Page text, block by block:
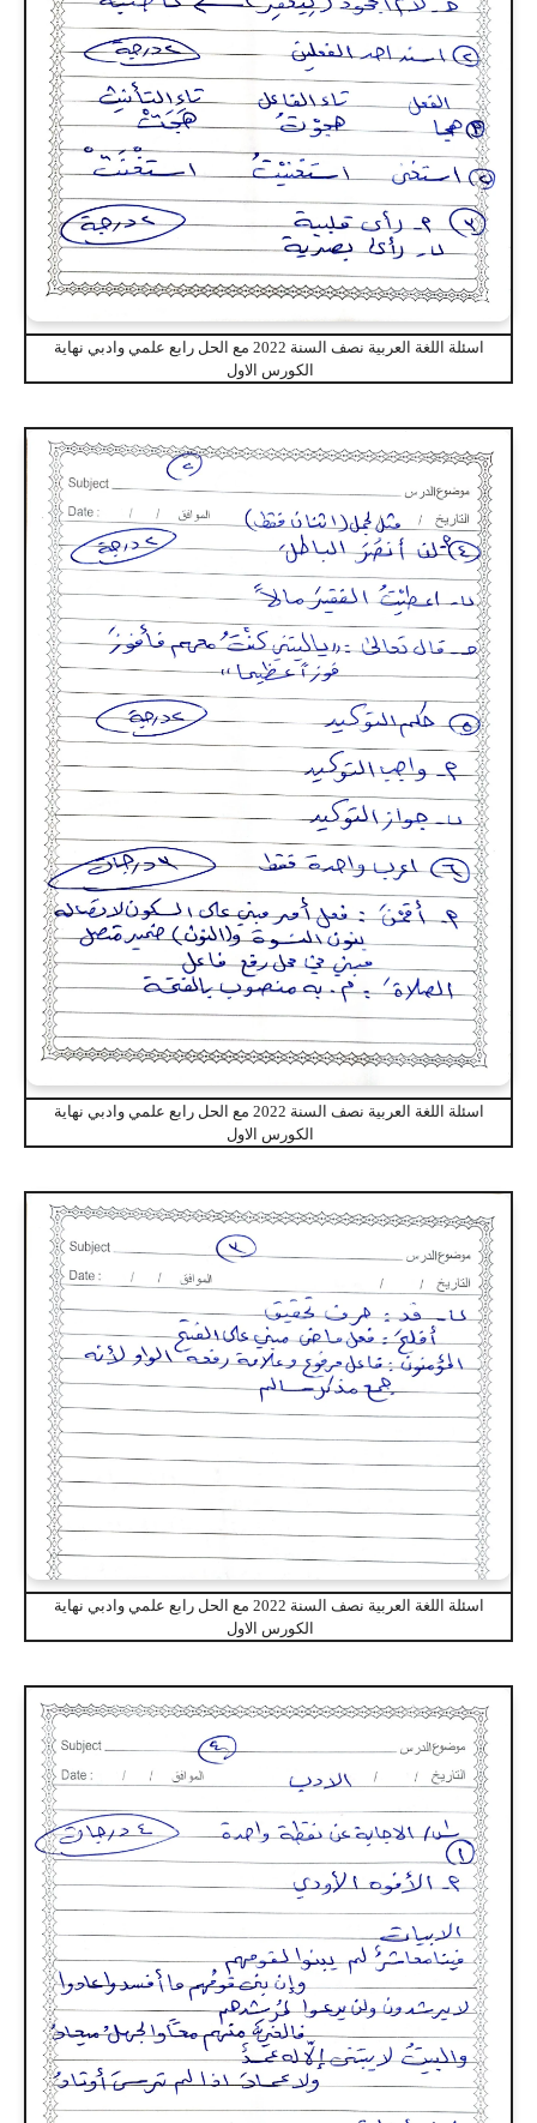
اسئلة اللغة العربية نصف السنة 2022 مع الحل رابع علمي وادبي نهاية
الكورس الاول
اسئلة اللغة العربية نصف السنة 2022 مع الحل رابع علمي وادبي نهاية
الكورس الاول
اسئلة اللغة العربية نصف السنة 2022 مع الحل رابع علمي وادبي نهاية
الكورس الاول